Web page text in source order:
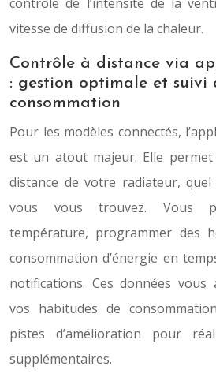
vitesse de diffusion de la chaleur.
Contrôle à distance via
: gestion optimale et suivi
consommation
Pour les modèles connectés,
est un atout majeur. Elle
distance de votre radiateur,
vous vous trouvez. Vous
température, programmer des
consommation d’énergie en
notifications. Ces données vous
vos habitudes de
pistes d’amélioration pour
supplémentaires.